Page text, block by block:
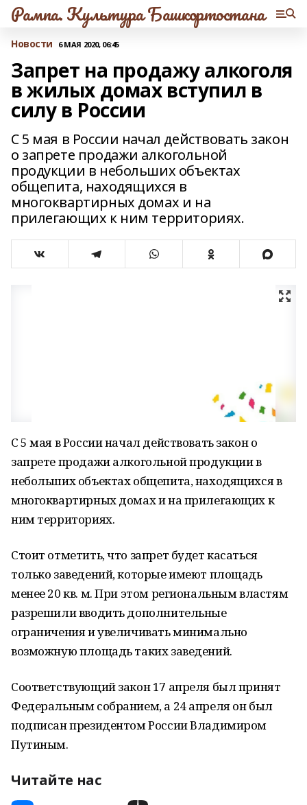
Рампа. Культура Башкортостана
Новости 6 МАЯ 2020, 06:45
Запрет на продажу алкоголя
в жилых домах вступил в
силу в России
С 5 мая в России начал действовать закон
о запрете продажи алкогольной
продукции в небольших объектах
общепита, находящихся в
многоквартирных домах и на
прилегающих к ним территориях.
С 5 мая в России начал действовать закон о
запрете продажи алкогольной продукции в
небольших объектах общепита, находящихся в
многоквартирных домах и на прилегающих к
ним территориях.
Стоит отметить, что запрет будет касаться
только заведений, которые имеют площадь
менее 20 кв. м. При этом региональным властям
разрешили вводить дополнительные
ограничения и увеличивать минимально
возможную площадь таких заведений.
Соответствующий закон 17 апреля был принят
Федеральным собранием, а 24 апреля он был
подписан президентом России Владимиром
Путиным.
Читайте нас